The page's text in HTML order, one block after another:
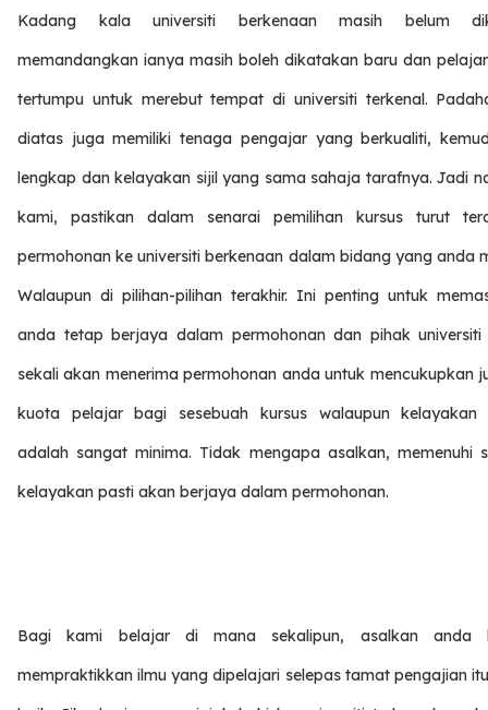
Kadang kala universiti berkenaan masih belum
memandangkan ianya masih boleh dikatakan baru dan
tertumpu untuk merebut tempat di universiti terkenal.
diatas juga memiliki tenaga pengajar yang berkualiti,
lengkap dan kelayakan sijil yang sama sahaja tarafnya. Jadi
kami, pastikan dalam senarai pemilihan kursus turut
permohonan ke universiti berkenaan dalam bidang yang anda
Walaupun di pilihan-pilihan terakhir. Ini penting untuk
anda tetap berjaya dalam permohonan dan pihak universiti
sekali akan menerima permohonan anda untuk mencukupkan
kuota pelajar bagi sesebuah kursus walaupun kelayakan
adalah sangat minima. Tidak mengapa asalkan, memenuhi
kelayakan pasti akan berjaya dalam permohonan.
Bagi kami belajar di mana sekalipun, asalkan anda
mempraktikkan ilmu yang dipelajari selepas tamat pengajian